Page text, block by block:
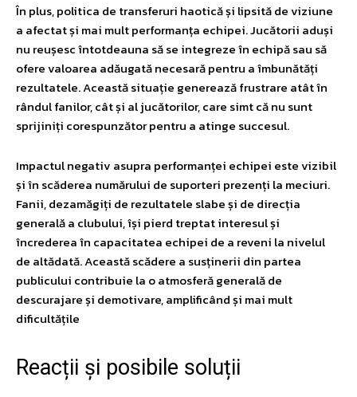
În plus, politica de transferuri haotică și lipsită de viziune
a afectat și mai mult performanța echipei. Jucătorii aduși
nu reușesc întotdeauna să se integreze în echipă sau să
ofere valoarea adăugată necesară pentru a îmbunătăți
rezultatele. Această situație generează frustrare atât în
rândul fanilor, cât și al jucătorilor, care simt că nu sunt
sprijiniți corespunzător pentru a atinge succesul.
Impactul negativ asupra performanței echipei este vizibil
și în scăderea numărului de suporteri prezenți la meciuri.
Fanii, dezamăgiți de rezultatele slabe și de direcția
generală a clubului, își pierd treptat interesul și
încrederea în capacitatea echipei de a reveni la nivelul
de altădată. Această scădere a susținerii din partea
publicului contribuie la o atmosferă generală de
descurajare și demotivare, amplificând și mai mult
dificultățile
Reacții și posibile soluții